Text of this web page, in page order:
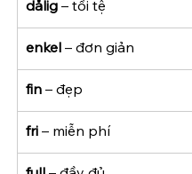
dålig – tồi tệ
enkel – đơn giản
fin – đẹp
fri – miễn phí